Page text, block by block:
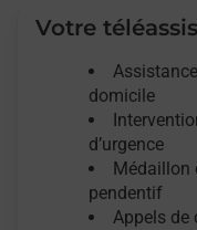
Votre
domicile
d’urgence
Médaillon
pendentif
Appels de